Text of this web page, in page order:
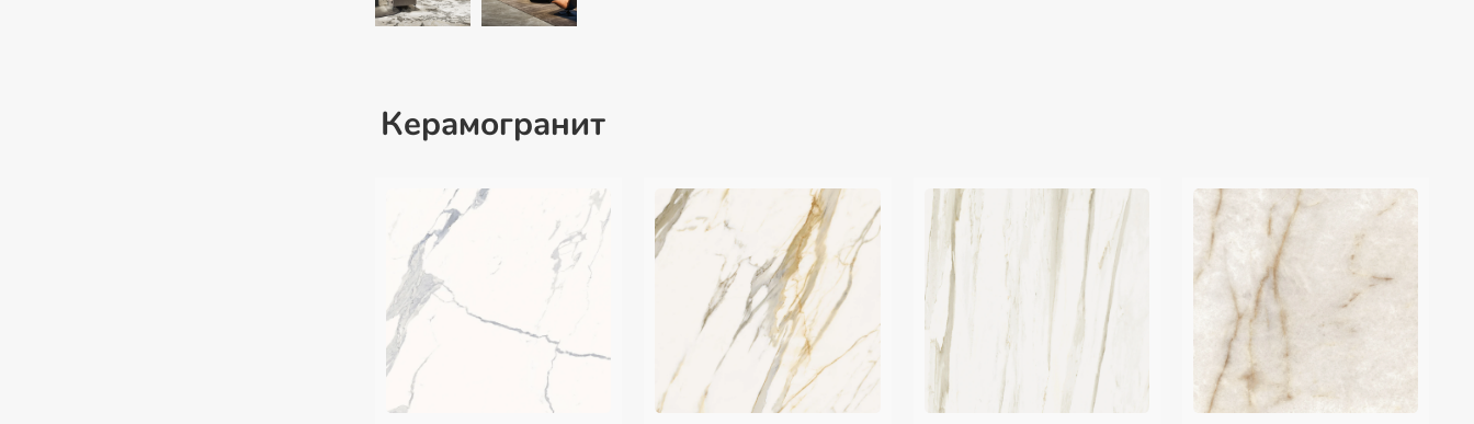
Керамогранит